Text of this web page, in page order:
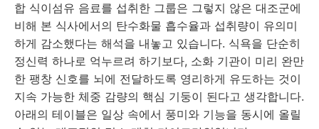
합 식이섬유 음료를 섭취한 그룹은 그렇지 않은 대조군에
비해 본 식사에서의 탄수화물 흡수율과 섭취량이 유의미
하게 감소했다는 해석을 내놓고 있습니다. 식욕을 단순히
정신력 하나로 억누르려 하기보다, 소화 기관이 미리 완만
한 팽창 신호를 뇌에 전달하도록 영리하게 유도하는 것이
지속 가능한 체중 감량의 핵심 기둥이 된다고 생각합니다.
아래의 테이블은 일상 속에서 풍미와 기능을 동시에 올릴